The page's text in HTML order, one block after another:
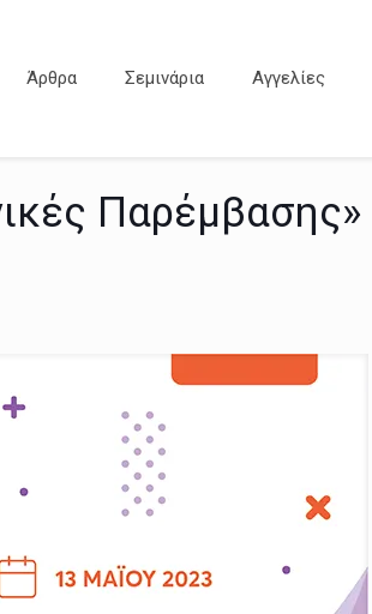
Άρθρα Σεμινάρια Αγγελίες
Παρέμβασης»